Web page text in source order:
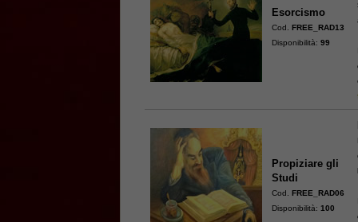
Esorcismo
Cod.FREE_RAD13
Disponibilità:99
Propiziare gli
Studi
Cod.FREE_RAD06
Disponibilità:100